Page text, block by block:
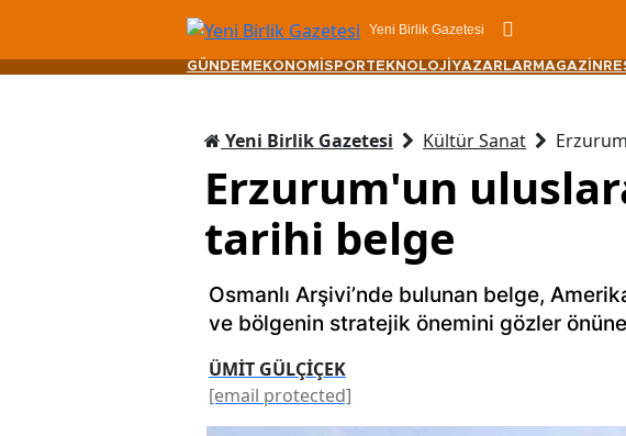
Yeni Birlik Gazetesi
GÜNDEM EKONOMİ SPORTEKNOLOJİ YAZARLAR MAGAZİN
Yeni Birlik Gazetesi Kültür Sanat
Erzurum'un
tarihi belge
Osmanlı Arşivi’nde bulunan belge,
ve bölgenin stratejik önemini gözler
ÜMİT GÜLÇİÇEK
[email protected]